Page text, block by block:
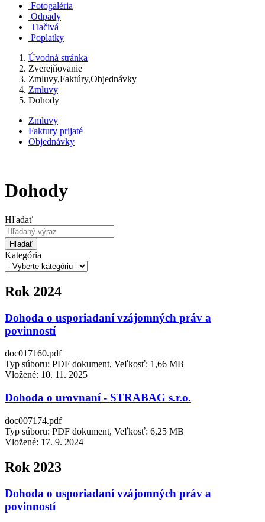
Fotogaléria
Odpady
Tlačivá
Poplatky
Úvodná stránka
Zverejňovanie
Zmluvy,Faktúry,Objednávky
Zmluvy
Dohody
Zmluvy
Faktury prijaté
Objednávky
Dohody
Hľadať
Hľadať
Kategória
Rok 2024
Dohoda o usporiadaní vzájomných práv a
povinností
doc017160.pdf
Typ súboru: PDF dokument, Veľkosť: 1,66 MB
Vložené: 10. 11. 2025
Dohoda o urovnaní - STRABAG s.r.o.
doc007174.pdf
Typ súboru: PDF dokument, Veľkosť: 6,25 MB
Vložené: 17. 9. 2024
Rok 2023
Dohoda o usporiadaní vzájomných práv a
povinností